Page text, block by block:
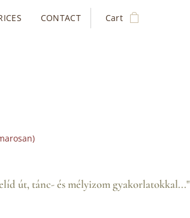
CONTACT Cart
út, tánc- és mélyizom gyakorlatokkal..."